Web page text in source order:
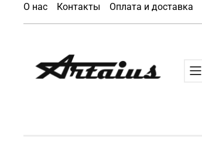
О нас Контакты Оплата и доставка